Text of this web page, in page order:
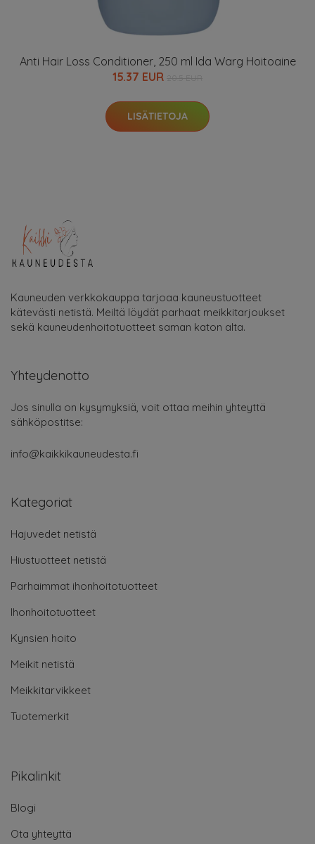
Anti Hair Loss Conditioner, 250 ml Ida Warg Hoitoaine
15.37 EUR
LISÄTIETOJA
Kauneuden verkkokauppa tarjoaa kauneustuotteet
kätevästi netistä. Meiltä löydät parhaat meikkitarjoukset
sekä kauneudenhoitotuotteet saman katon alta.
Yhteydenotto
Jos sinulla on kysymyksiä, voit ottaa meihin yhteyttä
sähköpostitse:
info@kaikkikauneudesta.fi
Kategoriat
Hajuvedet netistä
Hiustuotteet netistä
Parhaimmat ihonhoitotuotteet
Ihonhoitotuotteet
Kynsien hoito
Meikit netistä
Meikkitarvikkeet
Tuotemerkit
Pikalinkit
Blogi
Ota yhteyttä